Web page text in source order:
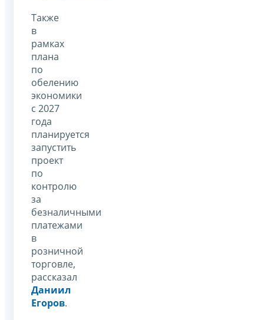
Также
в
рамках
плана
по
обелению
экономики
с 2027
года
планируется
запустить
проект
по
контролю
за
безналичными
платежами
в
розничной
торговле,
рассказал
Даниил
Егоров.